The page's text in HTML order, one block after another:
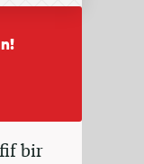
bir